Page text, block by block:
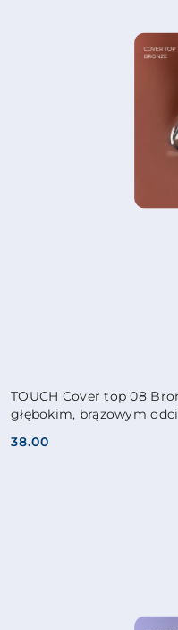
TOUCH Cover top 08
głębokim, brązowym
Cena:
38.00